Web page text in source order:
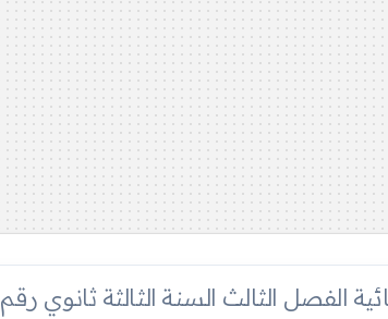
الثالث السنة الثالثة ثانوي رقم 110 مع التصحيح